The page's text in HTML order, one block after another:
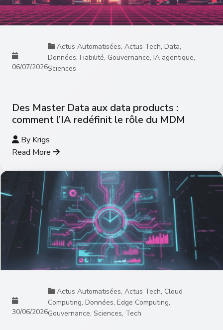
06/07/2026
Actus Automatisées, Actus Tech, Data,
Données, Fiabilité, Gouvernance, IA agentique,
Sciences
Des Master Data aux data products :
comment l’IA redéfinit le rôle du MDM
By Krigs
Read More
30/06/2026
Actus Automatisées, Actus Tech, Cloud
Computing, Données, Edge Computing,
Gouvernance, Sciences, Tech